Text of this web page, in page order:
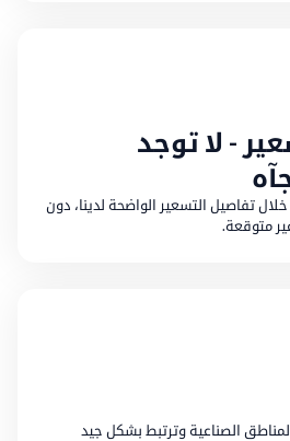
- لا توجد
تفاصيل التسعير الواضحة لدينا، دون
متوقعة.
الصناعية وترتبط بشكل جيد